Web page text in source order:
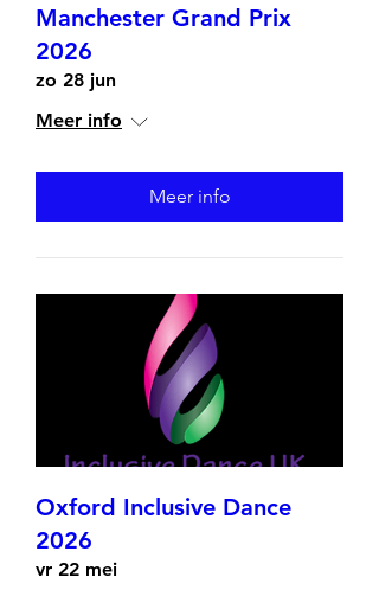
Manchester Grand Prix
2026
zo 28 jun
Meer info
Meer info
Oxford Inclusive Dance
2026
vr 22 mei